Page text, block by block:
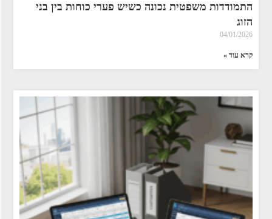
התמודדות משפטית נכונה כשיש פערי כוחות בין בני
הזוג
04/01/2026
קרא עוד »